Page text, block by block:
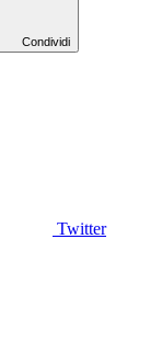
Condividi
Twitter